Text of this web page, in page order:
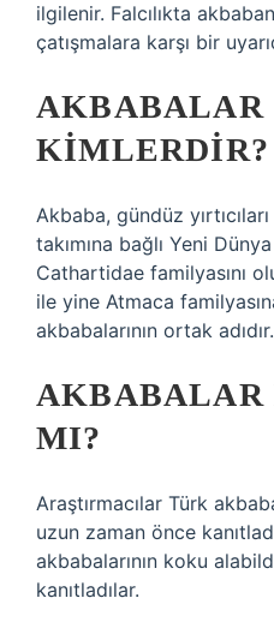
ilgilenir. Falcılıkta
çatışmalara karşı bir
AKBABALAR
KIMLERDIR?
Akbaba, gündüz
takımına bağlı Yeni
Cathartidae familyasını
ile yine Atmaca
akbabalarının ortak adıdır.
MI?
Araştırmacılar Türk
uzun zaman önce
akbabalarının koku
kanıtladılar.